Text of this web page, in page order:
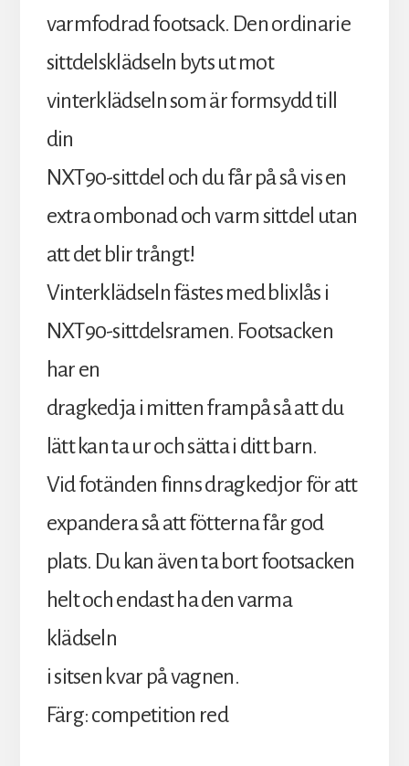
varmfodrad footsack. Den ordinarie
sittdelsklädseln byts ut mot
vinterklädseln som är formsydd till
din
NXT90-sittdel och du får på så vis en
extra ombonad och varm sittdel utan
att det blir trångt!
Vinterklädseln fästes med blixlås i
NXT90-sittdelsramen. Footsacken
har en
dragkedja i mitten frampå så att du
lätt kan ta ur och sätta i ditt barn.
Vid fotänden finns dragkedjor för att
expandera så att fötterna får god
plats. Du kan även ta bort footsacken
helt och endast ha den varma
klädseln
i sitsen kvar på vagnen.
Färg: competition red